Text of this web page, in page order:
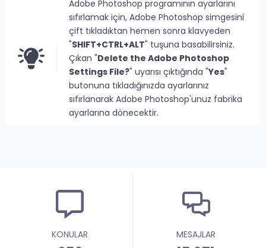
Adobe Photoshop programının ayarlarını
sıfırlamak için, Adobe Photoshop simgesini
çift tıkladıktan hemen sonra klavyeden
"SHIFT+CTRL+ALT" tuşuna basabilirsiniz.
Çıkan "Delete the Adobe Photoshop
Settings File?" uyarısı çıktığında "Yes"
butonuna tıkladığınızda ayarlarınız
sıfırlanarak Adobe Photoshop'unuz fabrika
ayarlarına dönecektir.
KONULAR MESAJLAR